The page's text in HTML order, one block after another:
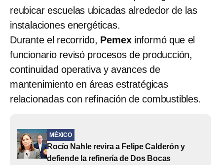
reubicar escuelas ubicadas alrededor de las
instalaciones energéticas.
Durante el recorrido, Pemexinformó que el
funcionario revisó procesos de producción,
continuidad operativa y avances de
mantenimiento en áreas estratégicas
relacionadas con refinación de combustibles.
MÉXICO
Rocío Nahle revira a Felipe Calderón y
defiende la refinería de Dos Bocas